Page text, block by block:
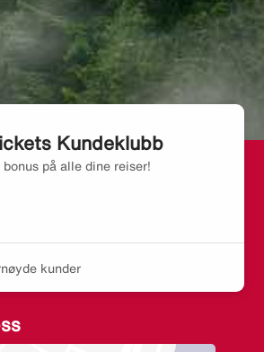
Kundeklubb
bonus på alle dine reiser!
kunder